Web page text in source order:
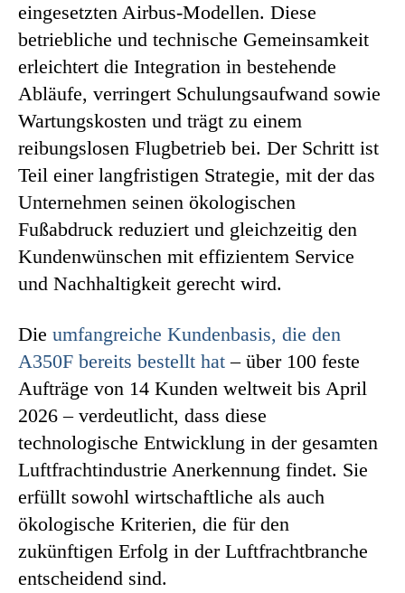
eingesetzten Airbus-Modellen. Diese
betriebliche und technische Gemeinsamkeit
erleichtert die Integration in bestehende
Abläufe, verringert Schulungsaufwand sowie
Wartungskosten und trägt zu einem
reibungslosen Flugbetrieb bei. Der Schritt ist
Teil einer langfristigen Strategie, mit der das
Unternehmen seinen ökologischen
Fußabdruck reduziert und gleichzeitig den
Kundenwünschen mit effizientem Service
und Nachhaltigkeit gerecht wird.
Die umfangreiche Kundenbasis, die den
A350F bereits bestellt hat – über 100 feste
Aufträge von 14 Kunden weltweit bis April
2026 – verdeutlicht, dass diese
technologische Entwicklung in der gesamten
Luftfrachtindustrie Anerkennung findet. Sie
erfüllt sowohl wirtschaftliche als auch
ökologische Kriterien, die für den
zukünftigen Erfolg in der Luftfrachtbranche
entscheidend sind.